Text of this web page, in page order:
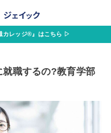
カレッジ®』はこちら ▷
職するの?教育学部